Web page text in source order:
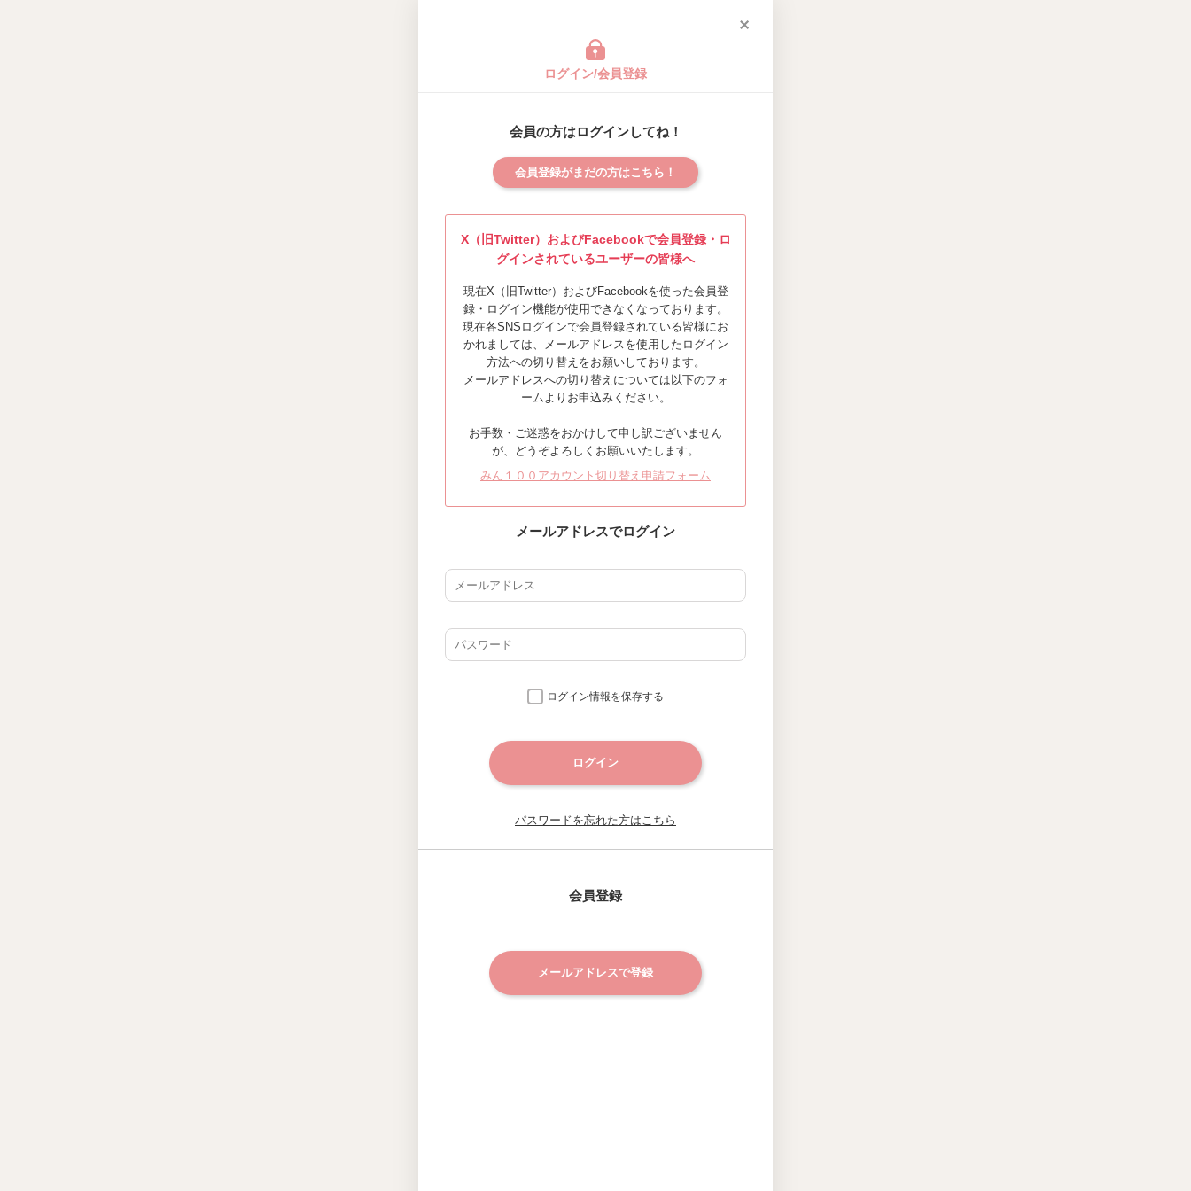
ログイン/会員登録
会員の方はログインしてね！
会員登録がまだの方はこちら！
X（旧Twitter）およびFacebookで会員登録・ロ
グインされているユーザーの皆様へ
現在X（旧Twitter）およびFacebookを使った会員登
録・ログイン機能が使用できなくなっております。
現在各SNSログインで会員登録されている皆様にお
かれましては、メールアドレスを使用したログイン
方法への切り替えをお願いしております。
メールアドレスへの切り替えについては以下のフォ
ームよりお申込みください。
お手数・ご迷惑をおかけして申し訳ございません
が、どうぞよろしくお願いいたします。
みん１００アカウント切り替え申請フォーム
メールアドレスでログイン
ログイン情報を保存する
ログイン
パスワードを忘れた方はこちら
会員登録
メールアドレスで登録